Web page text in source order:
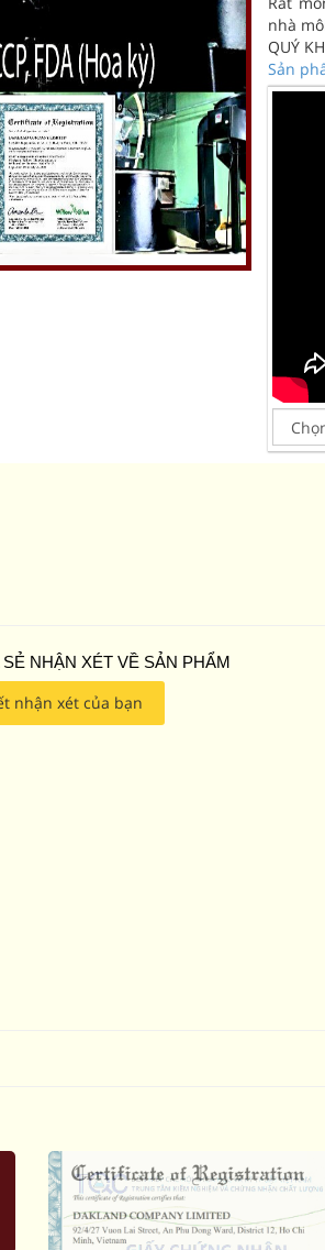
nhà
QUÝ
Sản
SẺ NHẬN XÉT VỀ SẢN PHẨM
nhận xét của bạn